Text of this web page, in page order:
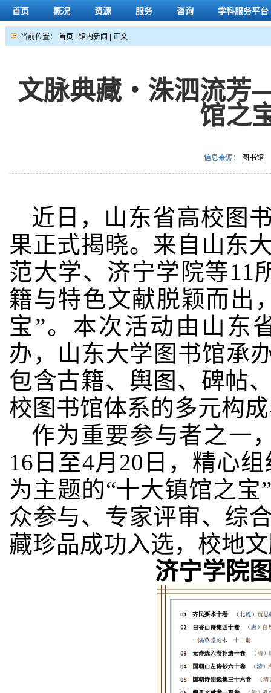
首页 概况 资源 服务 咨询 学科服务平台
当前位置： 首页 馆内新闻 | 正文
文脉典藏・洙泗流
馆之
信息来源： 图书馆
近日，山东省高校图
果正式揭晓。来自山东
范大学、济宁学院等11
籍与特色文献脱颖而出
宝”。本次活动由山东
办，山东大学图书馆承
包含古籍、舆图、碑帖
校图书馆体系的多元构
作为重要参与者之一
16日至4月20日，精心
为主题的“十大镇馆之
众参与、专家评审、综
藏珍品成功入选，校地
济宁学院